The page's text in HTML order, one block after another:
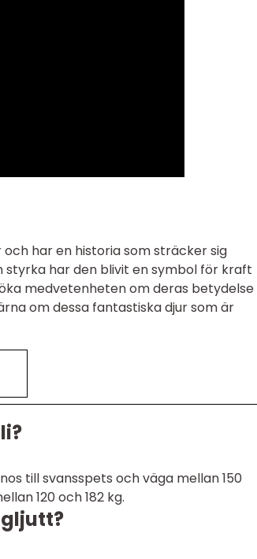
har en historia som sträcker sig
styrka har den blivit en symbol för kraft
medvetenheten om deras betydelse
om dessa fantastiska djur som är
till svansspets och väga mellan 150
120 och 182 kg.